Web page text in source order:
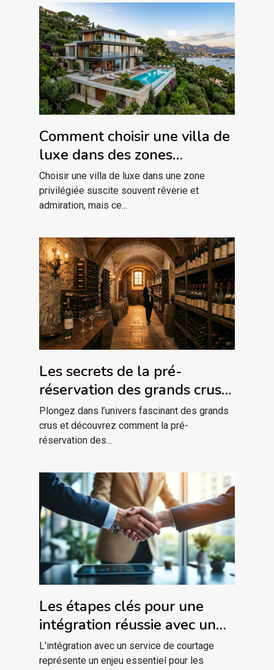
Comment choisir une villa de
luxe dans des zones
privilégiées ?
Choisir une villa de luxe dans une zone
privilégiée suscite souvent rêverie et
admiration, mais ce...
Les secrets de la pré-
réservation des grands crus
de 2025
Plongez dans l’univers fascinant des grands
crus et découvrez comment la pré-
réservation des...
Les étapes clés pour une
intégration réussie avec un
service de courtage
L'intégration avec un service de courtage
représente un enjeu essentiel pour les